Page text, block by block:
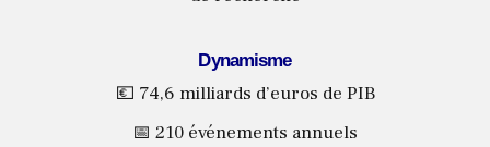
Dynamisme
💶 74,6 milliards d’euros de PIB
📅 210 événements annuels